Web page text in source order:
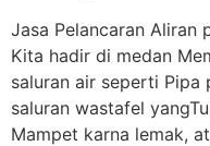
Jasa Pelancaran Aliran
Kita hadir di medan
saluran air seperti Pipa
saluran wastafel
Mampet karna lemak,